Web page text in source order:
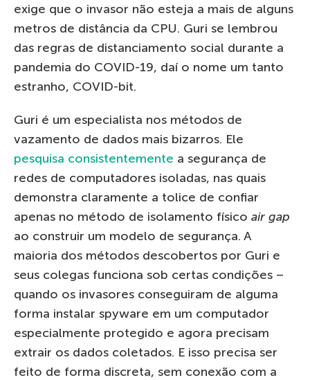
exige que o invasor não esteja a mais de alguns
metros de distância da CPU. Guri se lembrou
das regras de distanciamento social durante a
pandemia do COVID-19, daí o nome um tanto
estranho, COVID-bit.
Guri é um especialista nos métodos de
vazamento de dados mais bizarros. Ele
pesquisa consistentemente a segurança de
redes de computadores isoladas, nas quais
demonstra claramente a tolice de confiar
apenas no método de isolamento físico air gap
ao construir um modelo de segurança. A
maioria dos métodos descobertos por Guri e
seus colegas funciona sob certas condições –
quando os invasores conseguiram de alguma
forma instalar spyware em um computador
especialmente protegido e agora precisam
extrair os dados coletados. E isso precisa ser
feito de forma discreta, sem conexão com a